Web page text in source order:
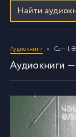
Аудиокниги Cəmil
Аудиокниги